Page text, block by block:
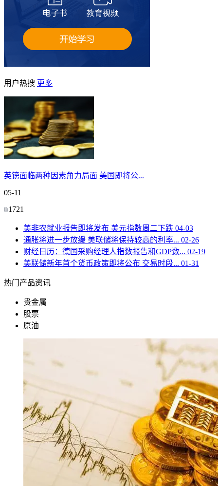
用户热搜 更多
英镑面临两种因素角力局面 美国即将公...
05-11
1721
美非农就业报告即将发布 美元指数周二下跌 04-03
通胀将进一步放缓 美联储将保持较高的利率... 02-26
财经日历：德国采购经理人指数报告和GDP数... 02-19
美联储新年首个货币政策即将公布 交易时段... 01-31
热门产品资讯
贵金属
股票
原油